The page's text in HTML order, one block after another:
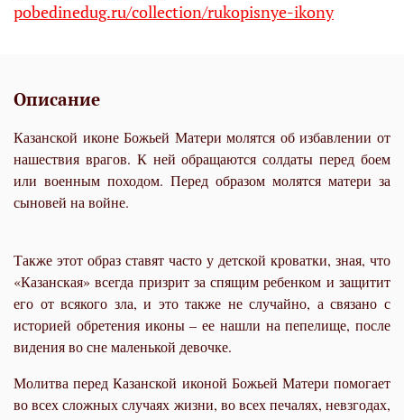
pobedinedug.ru/collection/rukopisnye-ikony
Описание
Казанской иконе Божьей Матери молятся об избавлении от
нашествия врагов. К ней обращаются солдаты перед боем
или военным походом. Перед образом молятся матери за
сыновей на войне.
Также этот образ ставят часто у детской кроватки, зная, что
«Казанская» всегда призрит за спящим ребенком и защитит
его от всякого зла, и это также не случайно, а связано с
историей обретения иконы – ее нашли на пепелище, после
видения во сне маленькой девочке.
Молитва перед Казанской иконой Божьей Матери помогает
во всех сложных случаях жизни, во всех печалях, невзгодах,